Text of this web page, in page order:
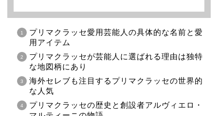
プリマクラッセ愛用芸能人の具体的な名前と愛
用アイテム
プリマクラッセが芸能人に選ばれる理由は独特
な地図柄にあり
海外セレブも注目するプリマクラッセの世界的
な人気
プリマクラッセの歴史と創設者アルヴィエロ・